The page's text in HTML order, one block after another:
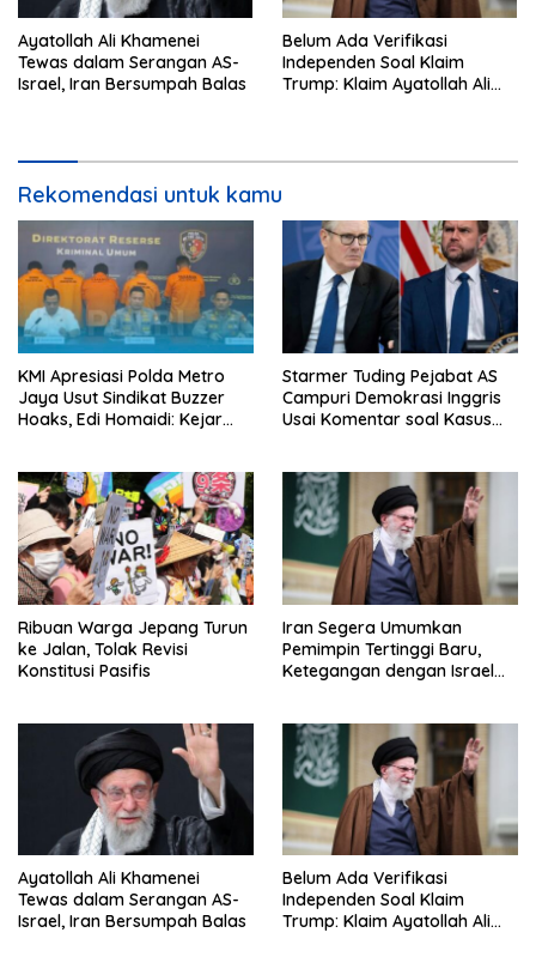
Ayatollah Ali Khamenei
Tewas dalam Serangan AS-
Israel, Iran Bersumpah Balas
Belum Ada Verifikasi
Independen Soal Klaim
Trump: Klaim Ayatollah Ali
Rekomendasi untuk kamu
KMI Apresiasi Polda Metro
Jaya Usut Sindikat Buzzer
Hoaks, Edi Homaidi: Kejar
Starmer Tuding Pejabat AS
Campuri Demokrasi Inggris
Usai Komentar soal Kasus
Ribuan Warga Jepang Turun
ke Jalan, Tolak Revisi
Konstitusi Pasifis
Iran Segera Umumkan
Pemimpin Tertinggi Baru,
Ketegangan dengan Israel
Ayatollah Ali Khamenei
Tewas dalam Serangan AS-
Israel, Iran Bersumpah Balas
Belum Ada Verifikasi
Independen Soal Klaim
Trump: Klaim Ayatollah Ali